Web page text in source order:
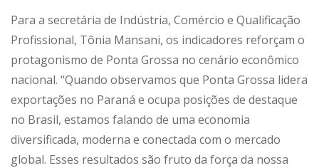
Para a secretária de Indústria, Comércio e Qualificação
Profissional, Tônia Mansani, os indicadores reforçam o
protagonismo de Ponta Grossa no cenário econômico
nacional. “Quando observamos que Ponta Grossa lidera
exportações no Paraná e ocupa posições de destaque
no Brasil, estamos falando de uma economia
diversificada, moderna e conectada com o mercado
global. Esses resultados são fruto da força da nossa